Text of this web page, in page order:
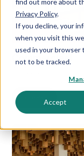
Privacy Policy.
If you decline, your
when you visit this
used in your browser
not to be tracked.
Accept
Commercieel
Versterkt winkelbeleving
verblijfsduur en